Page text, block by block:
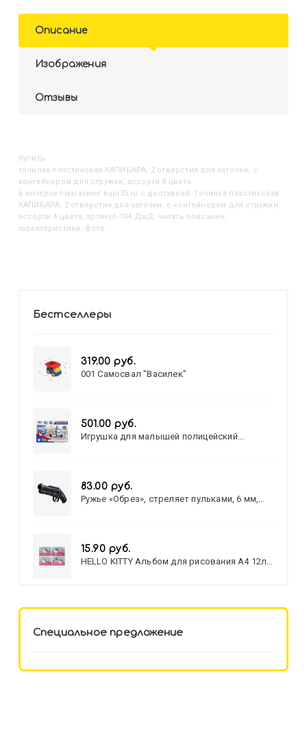
Описание
Изображения
Отзывы
Купить
Точилка пластиковая КАПИБАРА, 2 отверстия для заточки, с
контейнером для стружки, ассорти 4 цвета
в интернет-магазине kupi35.ru с доставкой. Точилка пластиковая
КАПИБАРА, 2 отверстия для заточки, с контейнером для стружки,
ассорти 4 цвета, артикул 104 ДмД: читать описание,
характеристики, фото
Бестселлеры
319.00 руб.
001 Самосвал "Василек"
501.00 руб.
Игрушка для малышей полицейский
83.00 руб.
Ружье «Обрез», стреляет пульками, 6 мм,
15.90 руб.
HELLO KITTY Альбом для рисования А4 12л.
Специальное предложение